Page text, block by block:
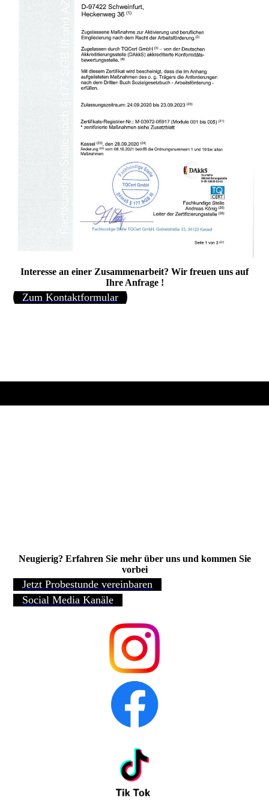
Interesse an einer Zusammenarbeit? Wir freuen uns auf
Ihre Anfrage !
Zum Kontaktformular
Neugierig? Erfahren Sie mehr über uns und kommen Sie
vorbei
Jetzt Probestunde vereinbaren
Social Media Kanäle